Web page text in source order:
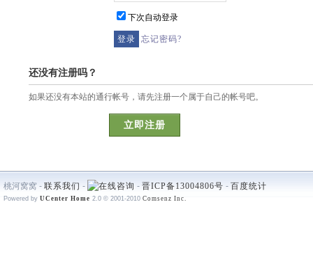
下次自动登录
忘记密码?
还没有注册吗？
如果还没有本站的通行帐号，请先注册一个属于自己的帐号吧。
立即注册
桃河窝窝 - 联系我们 - - 晋ICP备13004806号 - 百度统计
Powered by UCenter Home 2.0 © 2001-2010 Comsenz Inc.